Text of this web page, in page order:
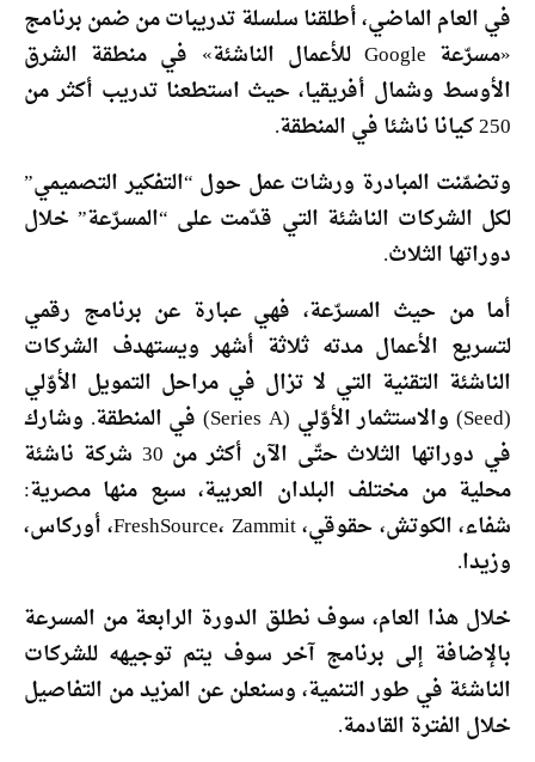
في العام الماضي، أطلقنا سلسلة تدريبات من ضمن برنامج
«مسرّعة Google للأعمال الناشئة» في منطقة الشرق
الأوسط وشمال أفريقيا، حيث استطعنا تدريب أكثر من
250 كيانا ناشئا في المنطقة.
وتضمّنت المبادرة ورشات عمل حول “التفكير التصميمي”
لكل الشركات الناشئة التي قدّمت على “المسرّعة” خلال
دوراتها الثلاث.
أما من حيث المسرّعة، فهي عبارة عن برنامج رقمي
لتسريع الأعمال مدته ثلاثة أشهر ويستهدف الشركات
الناشئة التقنية التي لا تزال في مراحل التمويل الأوّلي
(Seed) والاستثمار الأوّلي (Series A) في المنطقة. وشارك
في دوراتها الثلاث حتّى الآن أكثر من 30 شركة ناشئة
محلية من مختلف البلدان العربية، سبع منها مصرية:
شفاء، الكوتش، حقوقي، FreshSource، Zammit، أوركاس،
وزيدا.
خلال هذا العام، سوف نطلق الدورة الرابعة من المسرعة
بالإضافة إلى برنامج آخر سوف يتم توجيهه للشركات
الناشئة في طور التنمية، وسنعلن عن المزيد من التفاصيل
خلال الفترة القادمة.